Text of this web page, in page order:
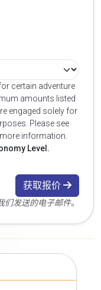
certain adventure
amounts listed
engaged solely for
Please see
information.
Level.
获取报价
发送的电子邮件。